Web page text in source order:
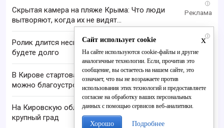
i
Скрытая камера на пляже Крыма: Что люди
вытворяют, когда их не видят...
i
Ролик длится несколько секунд, а смеяться вы
будете долго
В Кирове стартовал проект «Вятские дворики»:
можно благоустроить свой двор
На Кировскую область надвигаются шквалы и
крупный град
x
Сайт использует cookie
На сайте используются cookie-файлы и другие
аналогичные технологии. Если, прочитав это
сообщение, вы остаетесь на нашем сайте, это
означает, что вы не возражаете против
использования этих технологий и предоставляете
согласие на обработку ваших персональных
данных с помощью сервисов веб-аналитики.
Хорошо Подробнее